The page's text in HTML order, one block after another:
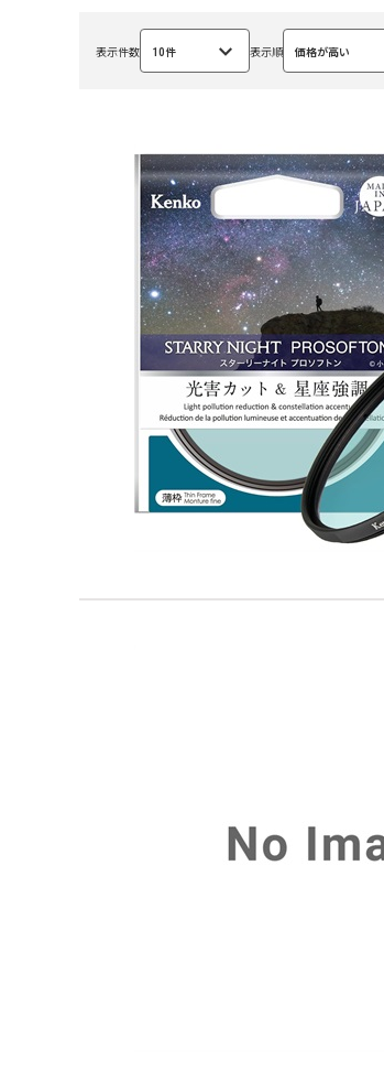
表示件数 10件
選
択
表示順 価格が高い
選
択